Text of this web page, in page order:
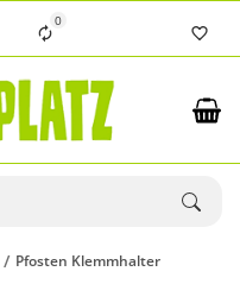
0
Pfosten Klemmhalter